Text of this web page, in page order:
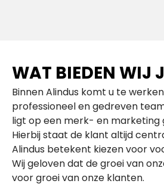
WAT BIEDEN WIJ
Binnen Alindus komt u te
professioneel en gedreven
ligt op een merk- en marketing
Hierbij staat de klant altijd
Alindus betekent kiezen voor
Wij geloven dat de groei van
voor groei van onze klanten.